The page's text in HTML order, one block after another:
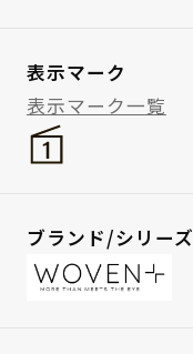
表示マーク
表示マーク一覧
ブランド/シリーズ